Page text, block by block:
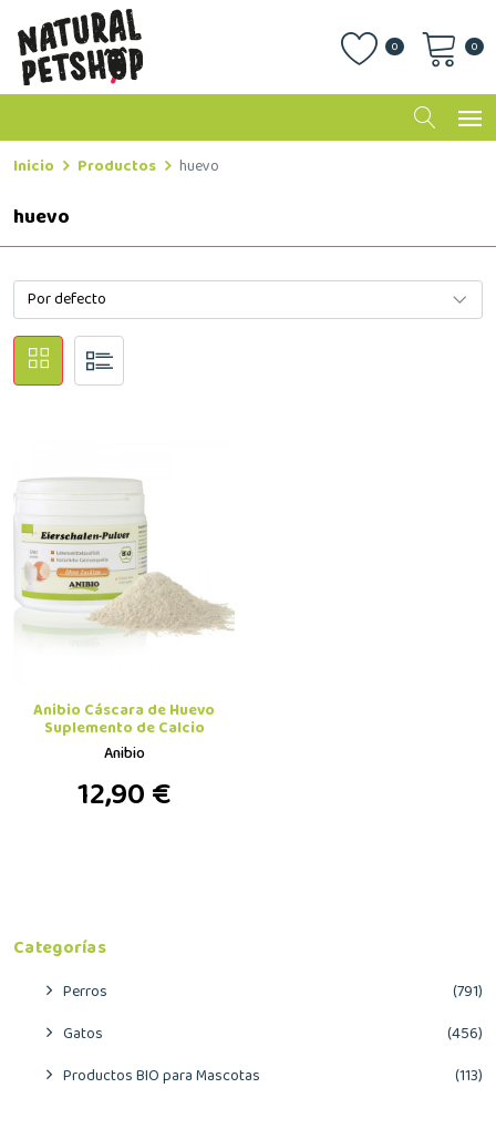
0 0
Inicio Productos huevo
huevo
Anibio Cáscara de Huevo
Suplemento de Calcio
Anibio
12,90 €
Categorías
Perros
(791)
Gatos
(456)
Productos BIO para Mascotas
(113)